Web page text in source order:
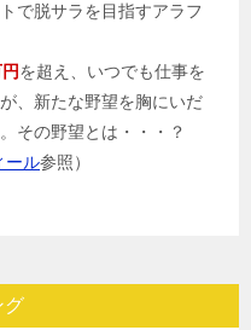
で脱サラを目指すアラフ
を超え、いつでも仕事を
、新たな野望を胸にいだ
その野望とは・・・？
ール参照）
グ